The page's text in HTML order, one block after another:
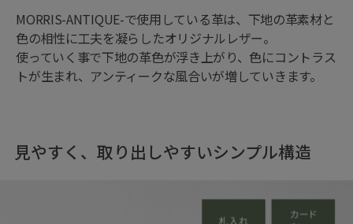
MORRIS-ANTIQUE-で使用している革は、下地の革素材と
色の相性に工夫を凝らしたオリジナルレザー。
使っていく事で下地の革色が浮き上がり、色にコントラス
トが生まれ、アンティークな風合いが増していきます。
見やすく、取り出しやすいシンプル構造